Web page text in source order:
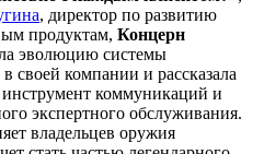
, директор по развитию
продуктам, Концерн
эволюцию системы
своей компании и рассказала
коммуникаций и
экспертного обслуживания.
владельцев оружия